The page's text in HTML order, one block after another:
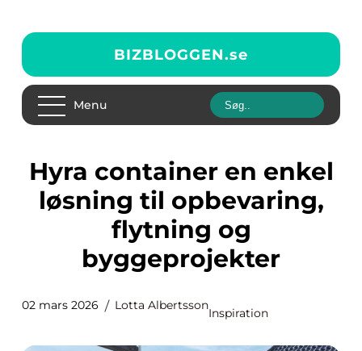
BIZBLOGGEN.se
Menu
Hyra container en enkel
løsning til opbevaring,
flytning og
byggeprojekter
02 mars 2026 Lotta Albertsson
Inspiration